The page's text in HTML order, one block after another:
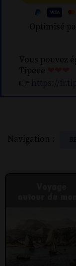
Optimisé
Vous pouvez
Tipeee
👉
Navigation :